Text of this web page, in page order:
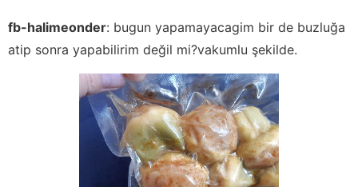
fb-halimeonder: bugun yapamayacagim bir de buzluğa
atip sonra yapabilirim değil mi?vakumlu şekilde.